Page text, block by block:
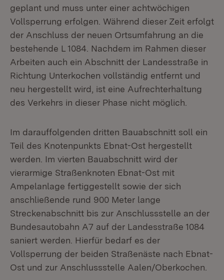
geplant und muss unter einer achtwöchigen
Vollsperrung erfolgen. Während dieser Zeit erfolgt
der Anschluss der neuen Ortsumfahrung an die
bestehende L 1084. Nachdem im Rahmen dieser
Arbeiten auch ein Abschnitt der Landesstraße in
Richtung Unterkochen vollständig entfernt und
neu hergestellt wird, ist eine Aufrechterhaltung
des Verkehrs in dieser Phase nicht möglich.
Im darauffolgenden dritten Bauabschnitt soll ein
Teil des Knotenpunkts Ebnat-Ost hergestellt
werden. Im vierten Bauabschnitt wird der
vierarmige Straßenknoten Ebnat-Ost mit
Ampelanlage fertiggestellt sowie der sich
anschließende rund 900 Meter lange
Streckenabschnitt bis zur Anschlussstelle an der
Bundesautobahn A7 auf der Landesstraße 1084
saniert werden. Hierfür bedarf es der
Vollsperrung der beiden Straßenäste nach Ebnat-
Ost und zur Anschlussstelle Aalen/Oberkochen.